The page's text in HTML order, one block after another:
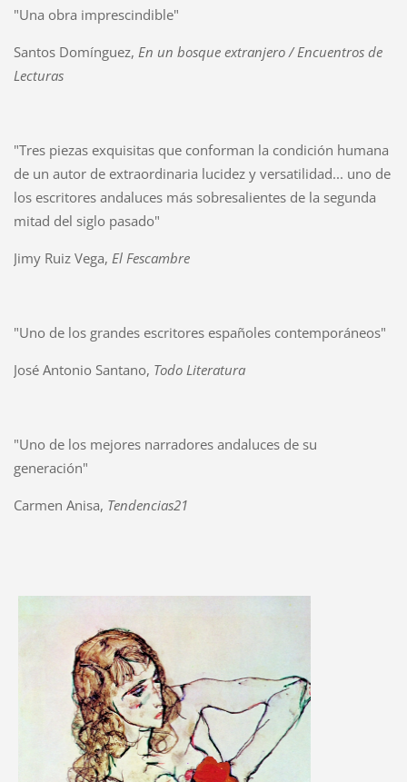
"Una obra imprescindible"
Santos Domínguez, En un bosque extranjero / Encuentros de
Lecturas
"Tres piezas exquisitas que conforman la condición humana
de un autor de extraordinaria lucidez y versatilidad... uno de
los escritores andaluces más sobresalientes de la segunda
mitad del siglo pasado"
Jimy Ruiz Vega, El Fescambre
"Uno de los grandes escritores españoles contemporáneos"
José Antonio Santano, Todo Literatura
"Uno de los mejores narradores andaluces de su
generación"
Carmen Anisa, Tendencias21